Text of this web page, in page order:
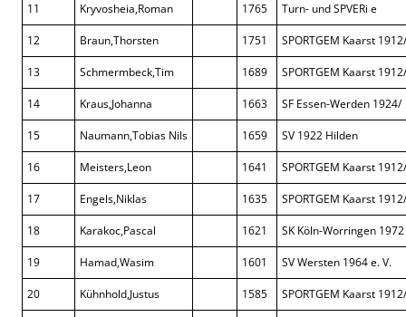
11 Kryvosheia,Roman 1765 Turn- und SPVERi e
12 Braun,Thorsten 1751 SPORTGEM Kaarst
13 Schmermbeck,Tim 1689 SPORTGEM Kaarst
14 Kraus,Johanna 1663 SF Essen-Werden 1924/
15 Naumann,Tobias Nils 1659 SV 1922 Hilden
16 Meisters,Leon 1641 SPORTGEM Kaarst
17 Engels,Niklas 1635 SPORTGEM Kaarst
18 Karakoc,Pascal 1621 SK Köln-Worringen 1972
19 Hamad,Wasim 1601 SV Wersten 1964 e. V.
20 Kühnhold,Justus 1585 SPORTGEM Kaarst